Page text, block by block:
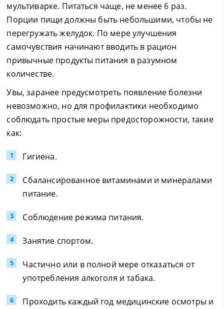
мультиварке. Питаться чаще, не менее 6 раз.
Порции пищи должны быть небольшими, чтобы не
перегружать желудок. По мере улучшения
самочувствия начинают вводить в рацион
привычные продукты питания в разумном
количестве.
Увы, заранее предусмотреть появление болезни
невозможно, но для профилактики необходимо
соблюдать простые меры предосторожности, такие
как:
Гигиена.
Сбалансированное витаминами и минералами
питание.
Соблюдение режима питания.
Занятие спортом.
Частично или в полной мере отказаться от
употребления алкоголя и табака.
Проходить каждый год медицинские осмотры и